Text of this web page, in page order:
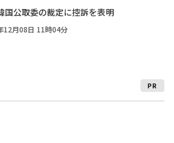
国公取委の裁定に控訴を表明
12月08日 11時04分
PR